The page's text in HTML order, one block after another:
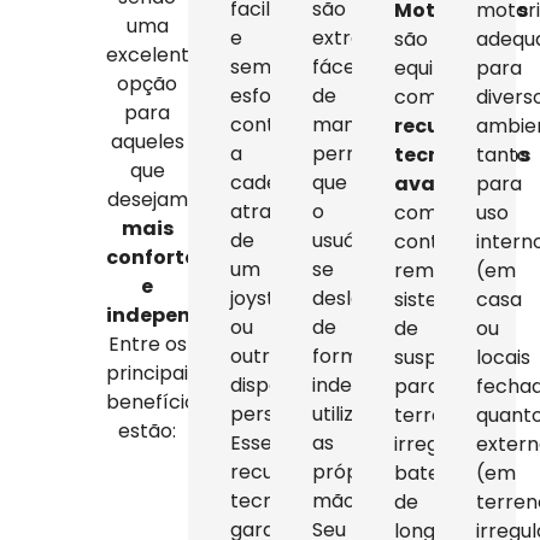
uma
excelente
opção
para
aqueles
que
desejam
mais
conforto
e
independência.
Entre os
principais
benefícios
estão:
facilmente
e
sem
esforço,
controlando
a
cadeira
através
de
um
joystick
ou
outros
dispositivos
personalizados.
Esses
recursos
tecnológicos
garantem
são
extremamente
fáceis
de
manobrar,
permitindo
que
o
usuário
se
desloque
de
forma
independente
utilizando
as
próprias
mãos.
Seu
Motorizadas
são
equipadas
com
recursos
tecnológicos
avançados,
como
controles
remotos,
sistemas
de
suspensão
para
terrenos
irregulares,
baterias
de
longa
para
tanto
para
uso
(em
casa
ou
locais
(em